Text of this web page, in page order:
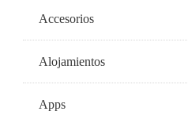
Accesorios
Alojamientos
Apps